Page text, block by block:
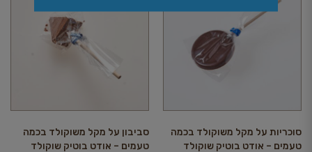
סוכריות על מקל משוקולד בכמה
טעמים – אודט בוטיק שוקולד
סביבון על מקל משוקולד בכמה
טעמים – אודט בוטיק שוקולד